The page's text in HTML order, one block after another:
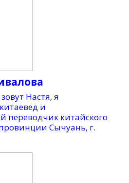
Настя, я
и
переводчик китайского
Сычуань, г.